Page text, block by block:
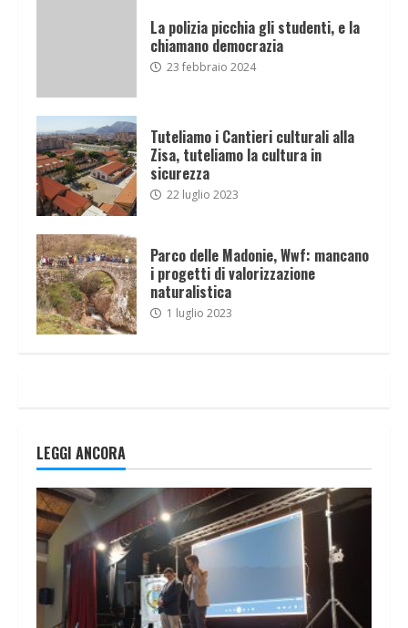
La polizia picchia gli studenti, e la
chiamano democrazia
23 febbraio 2024
Tuteliamo i Cantieri culturali alla
Zisa, tuteliamo la cultura in
sicurezza
22 luglio 2023
Parco delle Madonie, Wwf: mancano
i progetti di valorizzazione
naturalistica
1 luglio 2023
LEGGI ANCORA